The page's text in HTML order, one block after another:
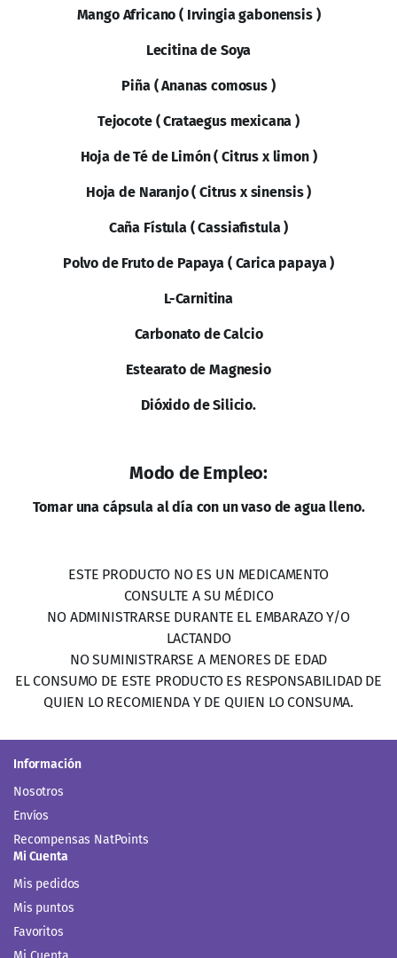
Mango Africano ( Irvingia gabonensis )
Lecitina de Soya
Piña ( Ananas comosus )
Tejocote ( Crataegus mexicana )
Hoja de Té de Limón ( Citrus x limon )
Hoja de Naranjo ( Citrus x sinensis )
Caña Fístula ( Cassiafistula )
Polvo de Fruto de Papaya ( Carica papaya )
L-Carnitina
Carbonato de Calcio
Estearato de Magnesio
Dióxido de Silicio.
Modo de Empleo:
Tomar una cápsula al día con un vaso de agua lleno.
ESTE PRODUCTO NO ES UN MEDICAMENTO
CONSULTE A SU MÉDICO
NO ADMINISTRARSE DURANTE EL EMBARAZO Y/O
LACTANDO
NO SUMINISTRARSE A MENORES DE EDAD
EL CONSUMO DE ESTE PRODUCTO ES RESPONSABILIDAD DE
QUIEN LO RECOMIENDA Y DE QUIEN LO CONSUMA.
Información
Nosotros
Envíos
Recompensas NatPoints
Mi Cuenta
Mis pedidos
Mis puntos
Favoritos